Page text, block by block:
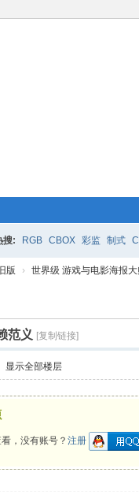
搜: RGB CBOX 彩监 制式
版 › 世界级 游戏与电影海报
范义 [复制链接]
显示全部楼层
，没有账号？注册